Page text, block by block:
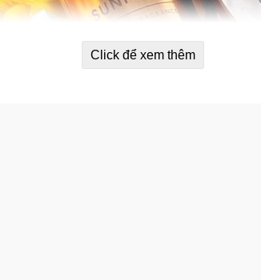
Click để xem thêm